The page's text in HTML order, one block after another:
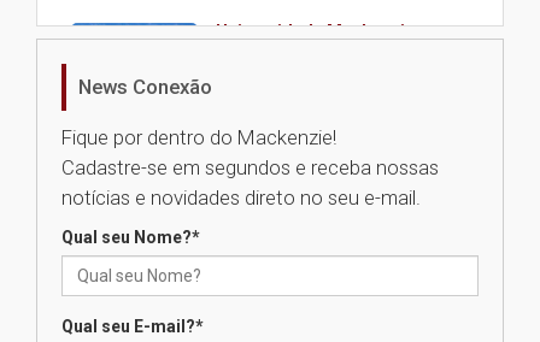
Universidade Mackenzie
Seminário discute desafios
das novas tecnologias em
News Conexão
Fique por dentro do Mackenzie!
Cadastre-se em segundos e receba nossas
notícias e novidades direto no seu e-mail.
Qual seu Nome?*
Qual seu E-mail?*